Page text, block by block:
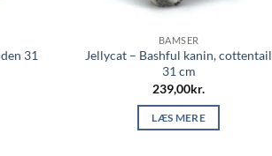
31
BAMSER
Jellycat – Bashful kanin, cottentail
31 cm
239,00kr.
LÆS MERE